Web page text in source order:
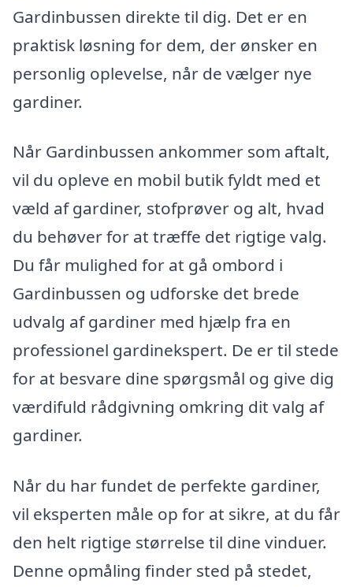
Gardinbussen direkte til dig. Det er en
praktisk løsning for dem, der ønsker en
personlig oplevelse, når de vælger nye
gardiner.
Når Gardinbussen ankommer som aftalt,
vil du opleve en mobil butik fyldt med et
væld af gardiner, stofprøver og alt, hvad
du behøver for at træffe det rigtige valg.
Du får mulighed for at gå ombord i
Gardinbussen og udforske det brede
udvalg af gardiner med hjælp fra en
professionel gardinekspert. De er til stede
for at besvare dine spørgsmål og give dig
værdifuld rådgivning omkring dit valg af
gardiner.
Når du har fundet de perfekte gardiner,
vil eksperten måle op for at sikre, at du får
den helt rigtige størrelse til dine vinduer.
Denne opmåling finder sted på stedet,